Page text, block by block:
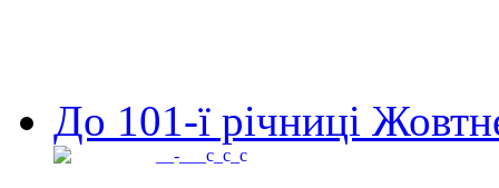
До 101-ї річниці